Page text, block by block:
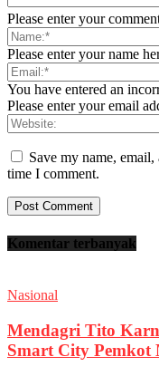
Please enter your
Please enter your name
You have entered an
Please enter your email
Save my name,
time I comment.
Komentar terbanyak
Nasional
Mendagri Tito
Smart City Pemkot